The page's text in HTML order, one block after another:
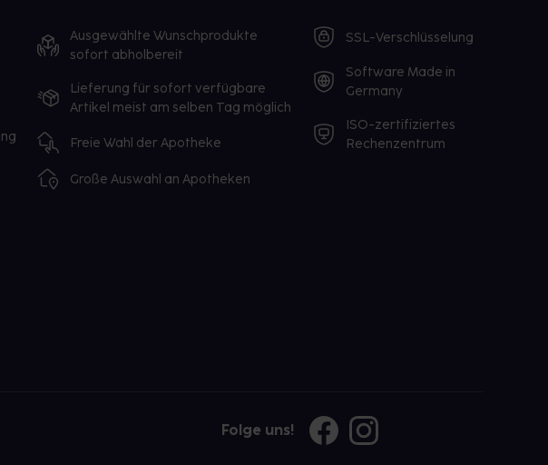
Ausgewählte Wunschprodukte
sofort abholbereit
Lieferung für sofort verfügbare
Artikel meist am selben Tag möglich
Freie Wahl der Apotheke
Große Auswahl an Apotheken
SSL-Verschlüsselung
Software Made in
Germany
ISO-zertifiziertes
Rechenzentrum
Folge uns!